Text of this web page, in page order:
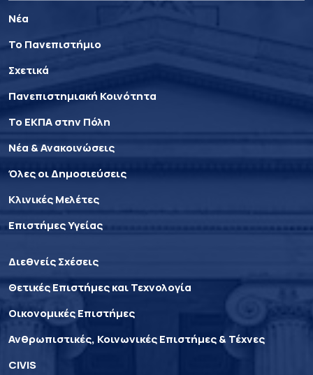
Νέα
Το Πανεπιστήμιο
Σχετικά
Πανεπιστημιακή Κοινότητα
Το ΕΚΠΑ στην Πόλη
Νέα & Ανακοινώσεις
Όλες οι Δημοσιεύσεις
Κλινικές Μελέτες
Επιστήμες Υγείας
Διεθνείς Σχέσεις
Θετικές Επιστήμες και Τεχνολογία
Οικονομικές Επιστήμες
Ανθρωπιστικές, Κοινωνικές Επιστήμες & Τέχνες
CIVIS